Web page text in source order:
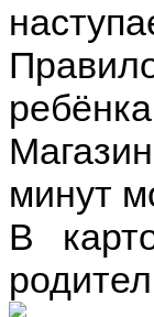
минут
В